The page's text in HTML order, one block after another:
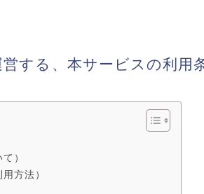
する、本サービスの利用
）
方法）